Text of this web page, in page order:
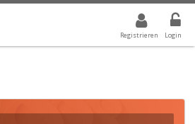
Registrieren Login
WERT IST ALLE